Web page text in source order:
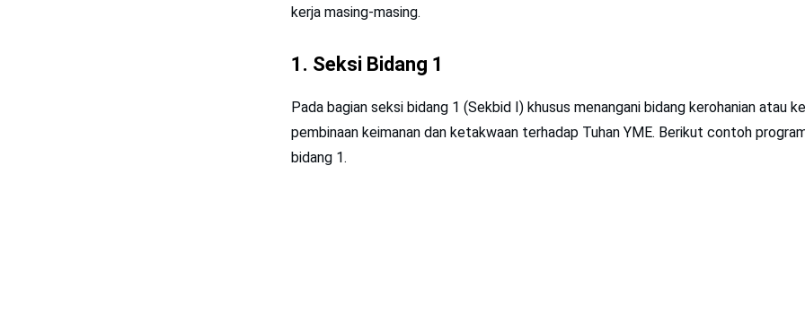
kerja masing-masing.
1. Seksi Bidang 1
Pada bagian seksi bidang 1 (Sekbid I) khusus menangani bidang kerohanian atau
pembinaan keimanan dan ketakwaan terhadap Tuhan YME. Berikut contoh
bidang 1.